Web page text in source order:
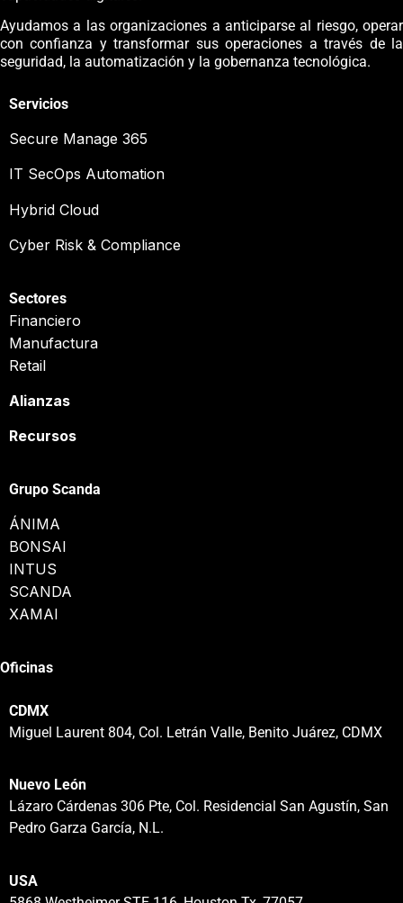
Ayudamos a las organizaciones a anticiparse al riesgo, operar
con confianza y transformar sus operaciones a través de la
seguridad, la automatización y la gobernanza tecnológica.
Servicios
Secure Manage 365
IT SecOps Automation
Hybrid Cloud
Cyber Risk & Compliance
Sectores
Financiero
Manufactura
Retail
Alianzas
Recursos
Grupo Scanda
ÁNIMA
BONSAI
INTUS
SCANDA
XAMAI
Oficinas
CDMX
Miguel Laurent 804, Col. Letrán Valle, Benito Juárez, CDMX
Nuevo León
Lázaro Cárdenas 306 Pte, Col. Residencial San Agustín, San
Pedro Garza García, N.L.
USA